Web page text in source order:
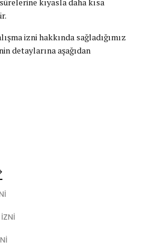
izni hakkında sağladığımız
detaylarına aşağıdan